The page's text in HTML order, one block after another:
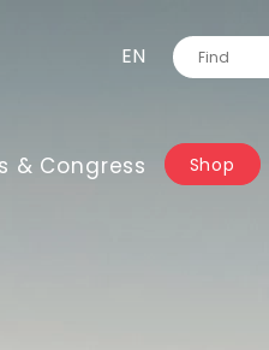
EN
& Congress Shop